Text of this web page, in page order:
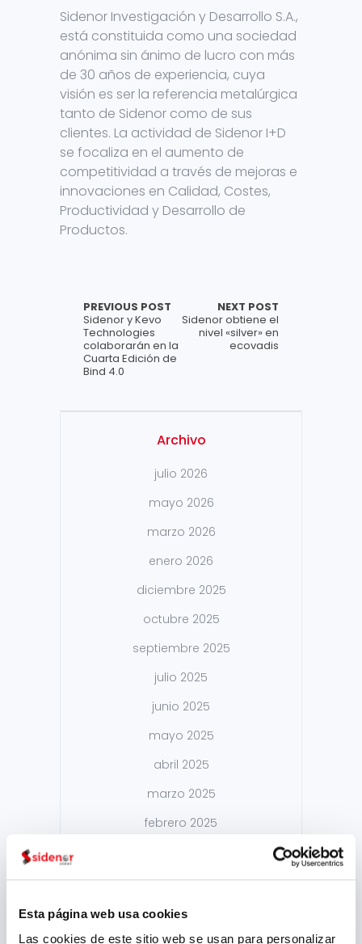
Esta página web usa cookies
Las cookies de este sitio web se usan para personalizar
Sidenor Investigación y Desarrollo S.A.,
está constituida como una sociedad
anónima sin ánimo de lucro con más
de 30 años de experiencia, cuya
visión es ser la referencia metalúrgica
tanto de Sidenor como de sus
clientes. La actividad de Sidenor I+D
se focaliza en el aumento de
competitividad a través de mejoras e
innovaciones en Calidad, Costes,
Productividad y Desarrollo de
Productos.
PREVIOUS POST
Sidenor y Kevo
Technologies
colaborarán en la
Cuarta Edición de
Bind 4.0
NEXT POST
Sidenor obtiene el
nivel «silver» en
ecovadis
Archivo
julio 2026
mayo 2026
marzo 2026
enero 2026
diciembre 2025
octubre 2025
septiembre 2025
julio 2025
junio 2025
mayo 2025
abril 2025
marzo 2025
febrero 2025
diciembre 2024
noviembre 2024
octubre 2024